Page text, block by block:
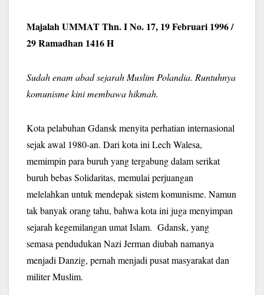
Majalah UMMAT Thn. I No. 17, 19 Februari 1996 /
29 Ramadhan 1416 H
Sudah enam abad sejarah Muslim Polandia. Runtuhnya
komunisme kini membawa hikmah.
Kota pelabuhan Gdansk menyita perhatian internasional
sejak awal 1980-an. Dari kota ini Lech Walesa,
memimpin para buruh yang tergabung dalam serikat
buruh bebas Solidaritas, memulai perjuangan
melelahkan untuk mendepak sistem komunisme. Namun
tak banyak orang tahu, bahwa kota ini juga menyimpan
sejarah kegemilangan umat Islam. Gdansk, yang
semasa pendudukan Nazi Jerman diubah namanya
menjadi Danzig, pernah menjadi pusat masyarakat dan
militer Muslim.